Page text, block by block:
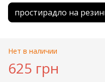
простирадло на
Нет в наличии
625 грн